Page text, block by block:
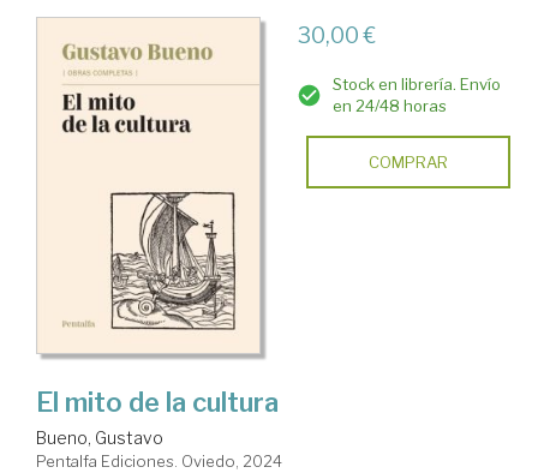
30,00 €
Stock en librería. Envío
en 24/48 horas
COMPRAR
El mito de la cultura
Bueno, Gustavo
Pentalfa Ediciones. Oviedo, 2024